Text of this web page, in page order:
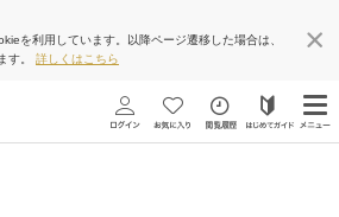
を利用しています。以降ページ遷移した場合は、
す。 詳しくはこちら